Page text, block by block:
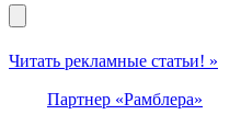
Читать рекламные статьи! »
Партнер «Рамблера»